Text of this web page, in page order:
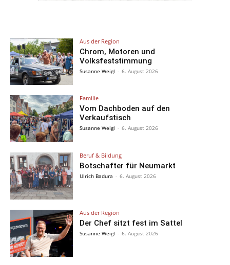
Aus der Region
Chrom, Motoren und
Volksfeststimmung
Susanne Weigl - 6. August 2026
Familie
Vom Dachboden auf den
Verkaufstisch
Susanne Weigl - 6. August 2026
Beruf & Bildung
Botschafter für Neumarkt
Ulrich Badura - 6. August 2026
Aus der Region
Der Chef sitzt fest im Sattel
Susanne Weigl - 6. August 2026